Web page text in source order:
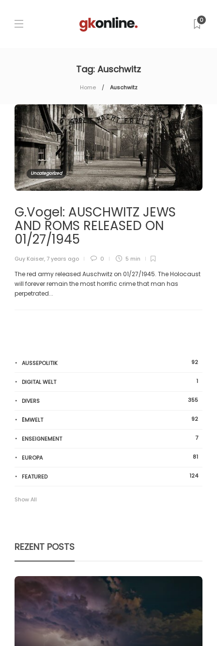
0
Tag: Auschwitz
Home Auschwitz
Uncategorized
G.Vogel: AUSCHWITZ JEWS
AND ROMS RELEASED ON
01/27/1945
Guy Kaiser, 7 years ago 0 5 min
The red army released Auschwitz on 01/27/1945. The Holocaust
will forever remain the most horrific crime that man has
perpetrated...
AUSSEPOLITIK 92
DIGITAL WELT 1
DIVERS 355
ËMWELT 92
ENSEIGNEMENT 7
EUROPA 81
FEATURED 124
Show All
REZENT POSTS